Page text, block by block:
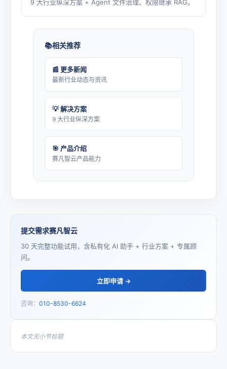
9 大行业纵深方案 + Agent 文件治理、权限继承 RAG。
相关推荐
📰 更多新闻
最新行业动态与资讯
💡 解决方案
9 大行业纵深方案
🎯 产品介绍
赛凡智云产品能力
提交需求赛凡智云
30 天完整功能试用，含私有化 AI 助手 + 行业方案 + 专属顾
问。
立即申请 →
咨询： 010-8530-6624
本文无小节标题